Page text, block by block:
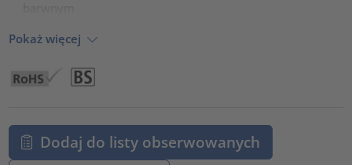
Pokaż więcej
Dodaj do listy obserwowanych